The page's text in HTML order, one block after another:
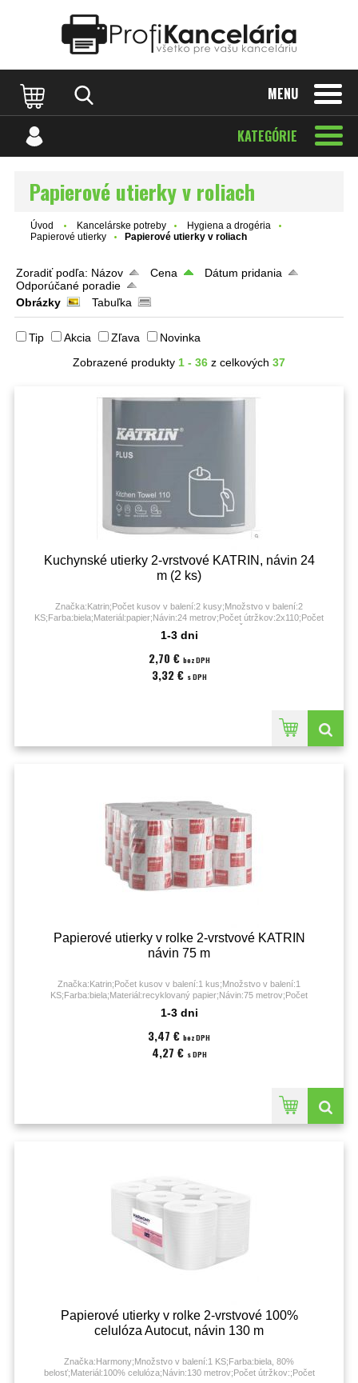
MENU
KATEGÓRIE
Papierové utierky v roliach
Úvod Kancelárske potreby
Hygiena a drogéria
Papierové utierky
Papierové utierky v roliach
Zoradiť podľa: Názov Cena
Dátum pridania
Odporúčané poradie
Obrázky
Tabuľka
Tip Akcia Zľava
Novinka
Zobrazené produkty 1 - 36 z celkových 37
Kuchynské utierky 2-vrstvové KATRIN, návin 24
m (2 ks)
Značka:Katrin;Počet kusov v balení:2 kusy;Množstvo v balení:2
KS;Farba:biela;Materiál:papier;Návin:24 metrov;Počet útržkov:2x110;Počet
1-3 dni
2,70 € bez DPH
3,32 € s DPH
Papierové utierky v rolke 2-vrstvové KATRIN
návin 75 m
Značka:Katrin;Počet kusov v balení:1 kus;Množstvo v balení:1
KS;Farba:biela;Materiál:recyklovaný papier;Návin:75 metrov;Počet
1-3 dni
3,47 € bez DPH
4,27 € s DPH
Papierové utierky v rolke 2-vrstvové 100%
celulóza Autocut, návin 130 m
Značka:Harmony;Množstvo v balení:1 KS;Farba:biela, 80%
belosť;Materiál:100% celulóza;Návin:130 metrov;Počet útržkov:;Počet
Katalóg internetových stránok Designed by Rawpixel.com